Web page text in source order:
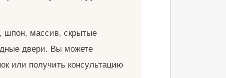
шпон, массив, скрытые
двери. Вы можете
или получить консультацию